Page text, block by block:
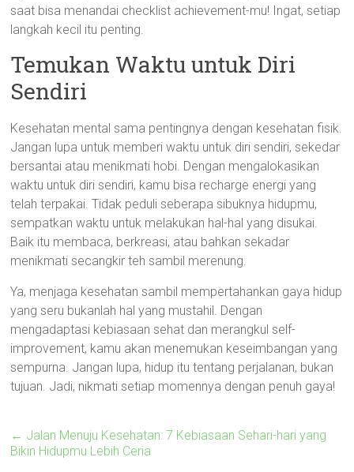
saat bisa menandai checklist achievement-mu! Ingat, setiap
langkah kecil itu penting.
Temukan Waktu untuk Diri
Sendiri
Kesehatan mental sama pentingnya dengan kesehatan fisik.
Jangan lupa untuk memberi waktu untuk diri sendiri, sekedar
bersantai atau menikmati hobi. Dengan mengalokasikan
waktu untuk diri sendiri, kamu bisa recharge energi yang
telah terpakai. Tidak peduli seberapa sibuknya hidupmu,
sempatkan waktu untuk melakukan hal-hal yang disukai.
Baik itu membaca, berkreasi, atau bahkan sekadar
menikmati secangkir teh sambil merenung.
Ya, menjaga kesehatan sambil mempertahankan gaya hidup
yang seru bukanlah hal yang mustahil. Dengan
mengadaptasi kebiasaan sehat dan merangkul self-
improvement, kamu akan menemukan keseimbangan yang
sempurna. Jangan lupa, hidup itu tentang perjalanan, bukan
tujuan. Jadi, nikmati setiap momennya dengan penuh gaya!
← Jalan Menuju Kesehatan: 7 Kebiasaan Sehari-hari yang
Bikin Hidupmu Lebih Ceria